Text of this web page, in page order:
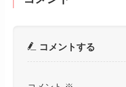
コメントする